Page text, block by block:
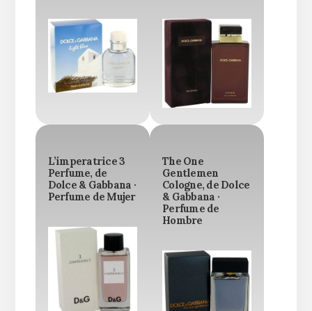
L’imperatrice 3
Perfume, de
Dolce & Gabbana ·
Perfume de Mujer
The One
Gentlemen
Cologne, de Dolce
& Gabbana ·
Perfume de
Hombre